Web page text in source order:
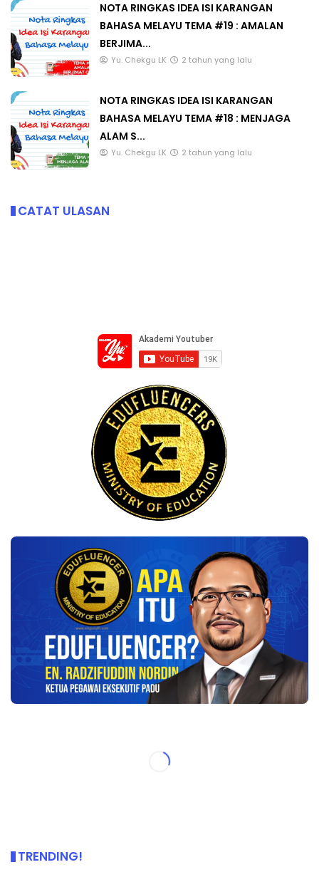
NOTA RINGKAS IDEA ISI KARANGAN
BAHASA MELAYU TEMA #19 : AMALAN
BERJIMA...
Yu. Chekgu LK 2 tahun yang lalu
NOTA RINGKAS IDEA ISI KARANGAN
BAHASA MELAYU TEMA #18 : MENJAGA
ALAM S...
Yu. Chekgu LK 2 tahun yang lalu
CATAT ULASAN
TRENDING!